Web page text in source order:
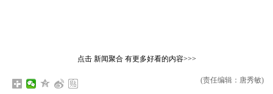
点击 新闻聚合有更多好看的内容>>>
(责任编辑：唐秀敏)